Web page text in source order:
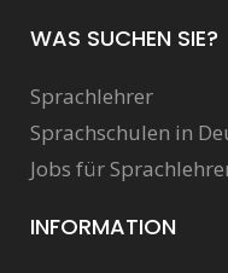
WAS SUCHEN SIE?
Sprachlehrer
Sprachschulen in
Jobs für
INFORMATION